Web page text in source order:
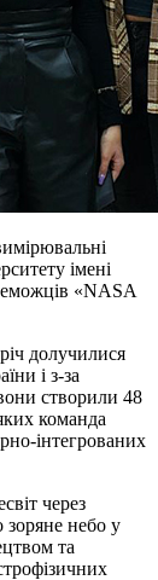
імені
«NASA
долучилися
і з-за
створили 48
команда
інтегрованих
через
небо у
та